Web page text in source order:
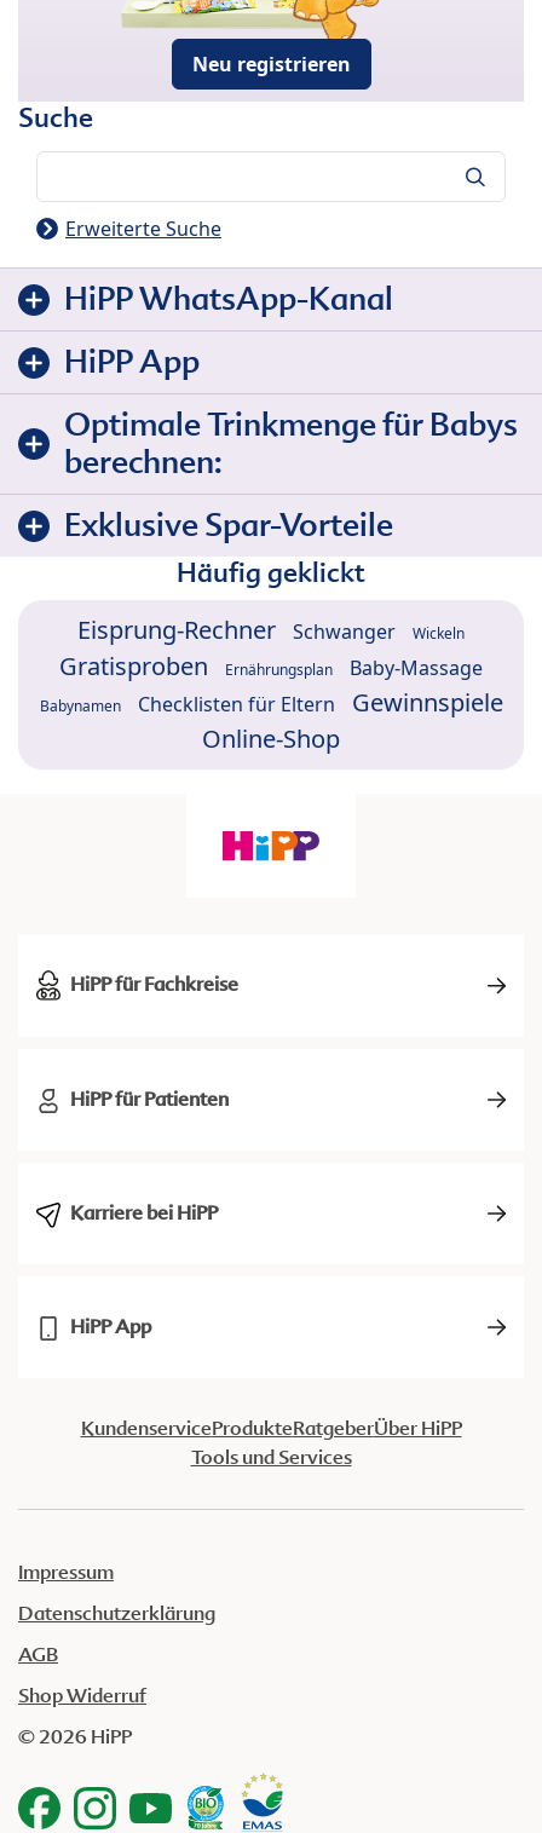
Neu registrieren
Suche
Erweiterte Suche
HiPP WhatsApp-Kanal
HiPP App
Optimale Trinkmenge für Babys
berechnen:
Exklusive Spar-Vorteile
Häufig geklickt
Eisprung-Rechner Schwanger Wickeln
Gratisproben Ernährungsplan Baby-Massage
Babynamen Checklisten für Eltern
Gewinnspiele
Online-Shop
HiPP für Fachkreise
HiPP für Patienten
Karriere bei HiPP
HiPP App
KundenserviceProdukteRatgeberÜber HiPP
Tools und Services
Impressum
Datenschutzerklärung
AGB
Shop Widerruf
© 2026 HiPP